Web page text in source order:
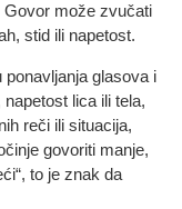
Govor može zvučati
stid ili napetost.
glasova i
lica ili tela,
reči ili situacija,
govoriti manje,
to je znak da